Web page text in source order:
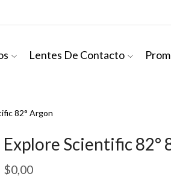
Lentes De Contacto
82° Argon
Explore Scientific 82°
$0,00